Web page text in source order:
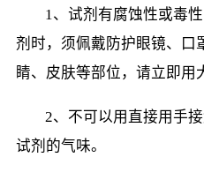
1、试剂有腐蚀性或毒
剂时，须佩戴防护眼镜、口
睛、皮肤等部位，请立即用
2、不可以用直接用手
试剂的气味。